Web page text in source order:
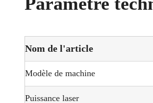
Nom de l'article
Modèle de machine
Puissance laser